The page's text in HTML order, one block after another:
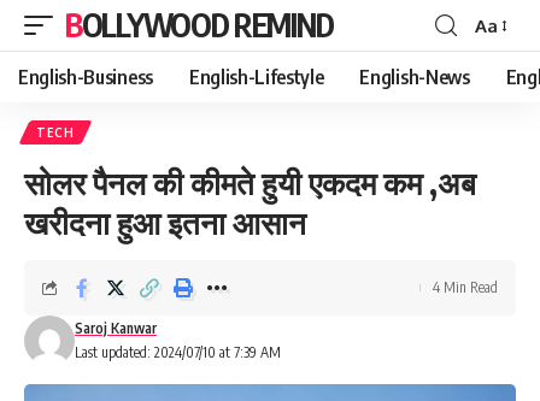
BOLLYWOOD REMIND
Font
Resizer
Aa
English-Business English-Lifestyle English-News
TECH
सोलर पैनल की कीमते हुयी एकदम कम ,अब
खरीदना हुआ इतना आसान
Last updated: 2024/07/10 at 7:39 AM
Saroj Kanwar
4 Min Read